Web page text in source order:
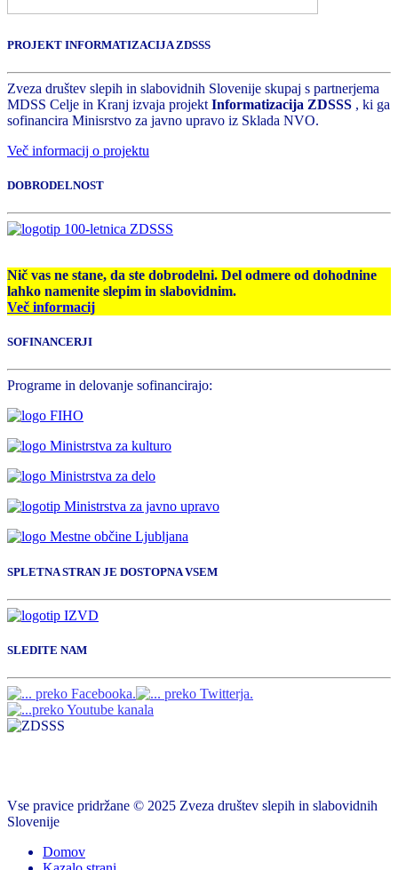
PROJEKT INFORMATIZACIJA ZDSSS
Zveza društev slepih in slabovidnih Slovenije skupaj s partnerjema
MDSS Celje in Kranj izvaja projekt Informatizacija ZDSSS , ki ga
sofinancira Minisrstvo za javno upravo iz Sklada NVO.
Več informacij o projektu
DOBRODELNOST
Nič vas ne stane, da ste dobrodelni. Del odmere od dohodnine
lahko namenite slepim in slabovidnim.
Več informacij
SOFINANCERJI
Programe in delovanje sofinancirajo:
SPLETNA STRAN JE DOSTOPNA VSEM
SLEDITE NAM
Vse pravice pridržane © 2025 Zveza društev slepih in slabovidnih
Slovenije
Domov